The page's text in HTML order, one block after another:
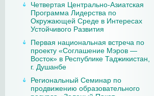
Четвертая Центрально-Азиатская
Программа Лидерства по
Окружающей Среде в Интересах
Устойчивого Развития
Первая национальная встреча по
проекту «Соглашение Мэров —
Восток» в Республике Таджикистан,
г. Душанбе
Региональный Семинар по
продвижению образовательного